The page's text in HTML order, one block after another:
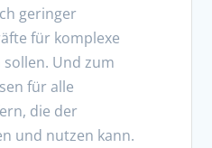
geringer
für komplexe
Und zum
für alle
die der
und nutzen kann.